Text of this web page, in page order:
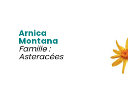
Arnica
Montana
Famille :
Asteracées